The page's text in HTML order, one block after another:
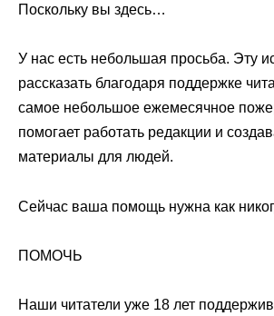
Поскольку вы здесь…
У нас есть небольшая просьба. Эту
рассказать благодаря поддержке
самое небольшое ежемесячное
помогает работать редакции и
материалы для людей.
Сейчас ваша помощь нужна как
ПОМОЧЬ
Наши читатели уже 18 лет